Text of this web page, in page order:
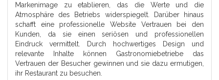
Markenimage zu etablieren, das die Werte und die
Atmosphäre des Betriebs widerspiegelt. Darüber hinaus
schafft eine professionelle Website Vertrauen bei den
Kunden, da sie einen seriösen und professionellen
Eindruck vermittelt. Durch hochwertiges Design und
relevante Inhalte können Gastronomiebetriebe das
Vertrauen der Besucher gewinnen und sie dazu ermutigen,
ihr Restaurant zu besuchen.